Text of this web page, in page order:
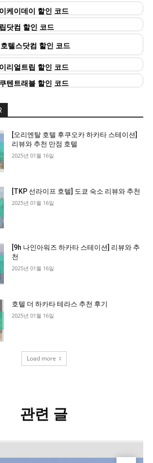
케이데이 할인 코드
닷컴 할인 코드
호텔스닷컴 할인 코드
리얼트립 할인 코드
텐트래블 할인 코드
[오리엔탈 호텔 후쿠오카 하카타 스테이션]
리뷰와 추천 만점 호텔
2025년 01월 16일
[TKP 선라이프 호텔] 도쿄 숙소 리뷰와 추천
2025년 01월 16일
[9h 나인아워즈 하카타 스테이션] 리뷰와 추
천
2025년 01월 16일
호텔 더 하카타 테라스 추천 후기
2025년 01월 16일
Load more
관련 글